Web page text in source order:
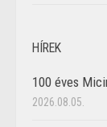
HÍREK
100 éves
2026.08.05.